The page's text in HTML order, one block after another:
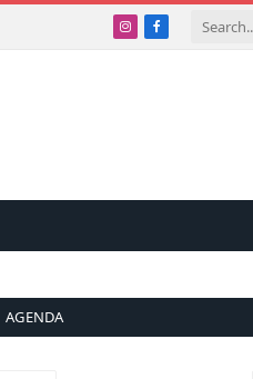
Instagram
Facebook
AGENDA